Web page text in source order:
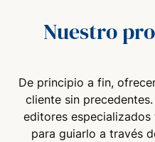
Nuestro
De principio a fin,
cliente sin
editores
para guiarlo a través